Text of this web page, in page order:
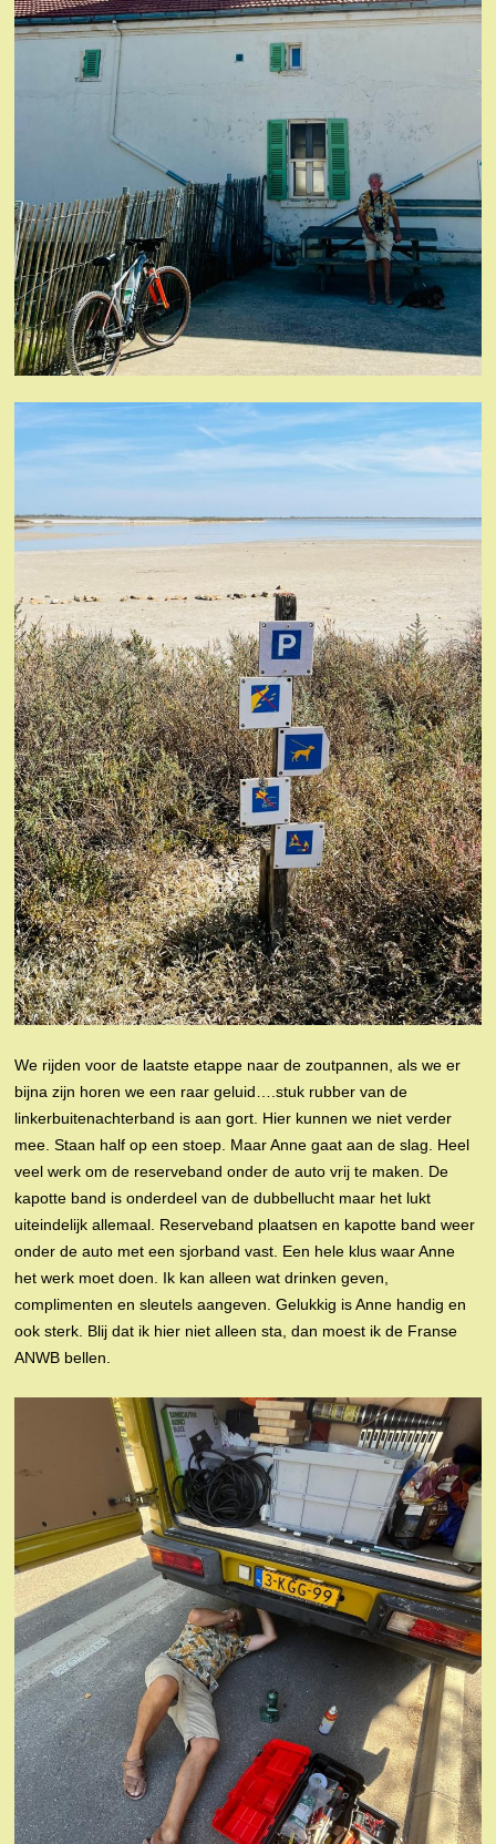
We rijden voor de laatste etappe naar de zoutpannen, als we er
bijna zijn horen we een raar geluid….stuk rubber van de
linkerbuitenachterband is aan gort. Hier kunnen we niet verder
mee. Staan half op een stoep. Maar Anne gaat aan de slag. Heel
veel werk om de reserveband onder de auto vrij te maken. De
kapotte band is onderdeel van de dubbellucht maar het lukt
uiteindelijk allemaal. Reserveband plaatsen en kapotte band weer
onder de auto met een sjorband vast. Een hele klus waar Anne
het werk moet doen. Ik kan alleen wat drinken geven,
complimenten en sleutels aangeven. Gelukkig is Anne handig en
ook sterk. Blij dat ik hier niet alleen sta, dan moest ik de Franse
ANWB bellen.